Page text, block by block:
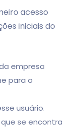
acesso
iniciais do
empresa
para o
usuário.
se encontra